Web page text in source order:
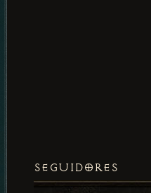
SEGUIDORES